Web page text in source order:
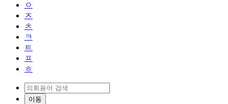
ㅇ
ㅈ
ㅊ
ㅋ
ㅌ
ㅍ
ㅎ
이동